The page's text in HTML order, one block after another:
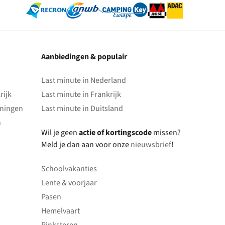
Aanbiedingen & populair
Last minute in Nederland
Last minute in Frankrijk
Last minute in Duitsland
Wil je geenactie of kortingscodemissen?
Meld je dan aan voor onzenieuwsbrief!
Schoolvakanties
Lente & voorjaar
Pasen
Hemelvaart